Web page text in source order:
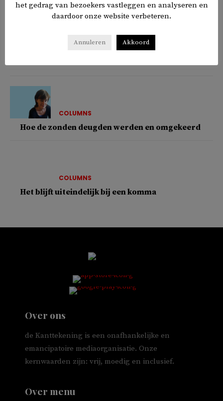
SAMENLEVING
Zomerlezen: van klassiekers tot nieuwe
COLUMNS
Hoe de zonden deugden werden en omgekeerd
COLUMNS
Het blijft uiteindelijk bij een komma
Over ons
de Kanttekening is een onafhankelijke en
emancipatoire mediaorganisatie. Onze
kernwaarden zijn: vrij, moedig en inclusief.
Over menu
het gedrag van bezoekers vastleggen en analyseren en
daardoor onze website verbeteren.
Annuleren Akkoord